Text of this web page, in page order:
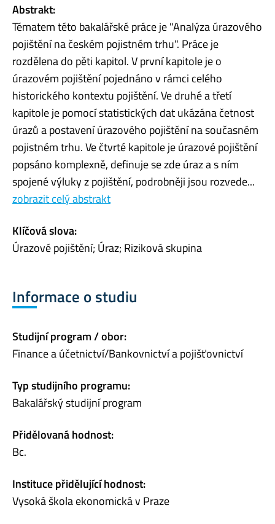
Abstrakt:
Tématem této bakalářské práce je "Analýza úrazového
pojištění na českém pojistném trhu". Práce je
rozdělena do pěti kapitol. V první kapitole je o
úrazovém pojištění pojednáno v rámci celého
historického kontextu pojištění. Ve druhé a třetí
kapitole je pomocí statistických dat ukázána četnost
úrazů a postavení úrazového pojištění na současném
pojistném trhu. Ve čtvrté kapitole je úrazové pojištění
popsáno komplexně, definuje se zde úraz a s ním
spojené výluky z pojištění, podrobněji jsou rozvede...
zobrazit celý abstrakt
Klíčová slova:
Úrazové pojištění; Úraz; Riziková skupina
Informace o studiu
Studijní program / obor:
Finance a účetnictví/Bankovnictví a pojišťovnictví
Typ studijního programu:
Bakalářský studijní program
Přidělovaná hodnost:
Bc.
Instituce přidělující hodnost:
Vysoká škola ekonomická v Praze